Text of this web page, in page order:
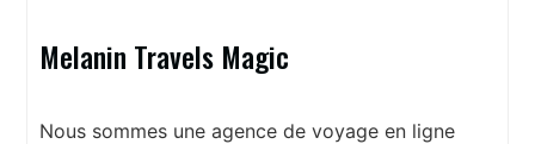
Melanin Travels Magic
Nous sommes une agence de voyage en ligne